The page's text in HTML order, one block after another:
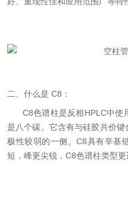
二、什么是 C8：
C8色谱柱是反相HPLC中使
是八个碳。它含有与硅胶共价
极性较弱的一侧。C8具有辛基
短，峰更尖锐，C8色谱柱类型更